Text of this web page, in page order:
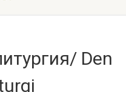
Den